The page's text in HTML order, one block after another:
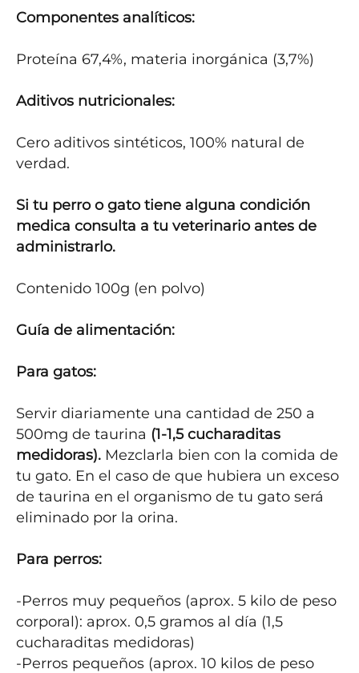
Componentes analíticos:
Proteína 67,4%, materia inorgánica (3,7%)
Aditivos nutricionales:
Cero aditivos sintéticos, 100% natural de
verdad.
Si tu perro o gato tiene alguna condición
medica consulta a tu veterinario antes de
administrarlo.
Contenido 100g (en polvo)
Guía de alimentación:
Para gatos:
Servir diariamente una cantidad de 250 a
500mg de taurina (1-1,5 cucharaditas
medidoras). Mezclarla bien con la comida de
tu gato. En el caso de que hubiera un exceso
de taurina en el organismo de tu gato será
eliminado por la orina.
Para perros:
-Perros muy pequeños (aprox. 5 kilo de peso
corporal): aprox. 0,5 gramos al día (1,5
cucharaditas medidoras)
-Perros pequeños (aprox. 10 kilos de peso